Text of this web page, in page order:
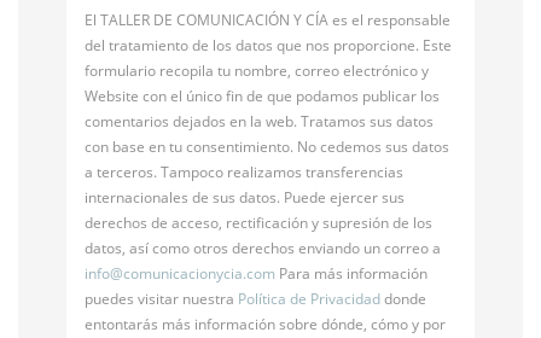
El TALLER DE COMUNICACIÓN Y CÍA es el responsable
del tratamiento de los datos que nos proporcione. Este
formulario recopila tu nombre, correo electrónico y
Website con el único fin de que podamos publicar los
comentarios dejados en la web. Tratamos sus datos
con base en tu consentimiento. No cedemos sus datos
a terceros. Tampoco realizamos transferencias
internacionales de sus datos. Puede ejercer sus
derechos de acceso, rectificación y supresión de los
datos, así como otros derechos enviando un correo a
info@comunicacionycia.com Para más información
puedes visitar nuestra Política de Privacidaddonde
entontarás más información sobre dónde, cómo y por